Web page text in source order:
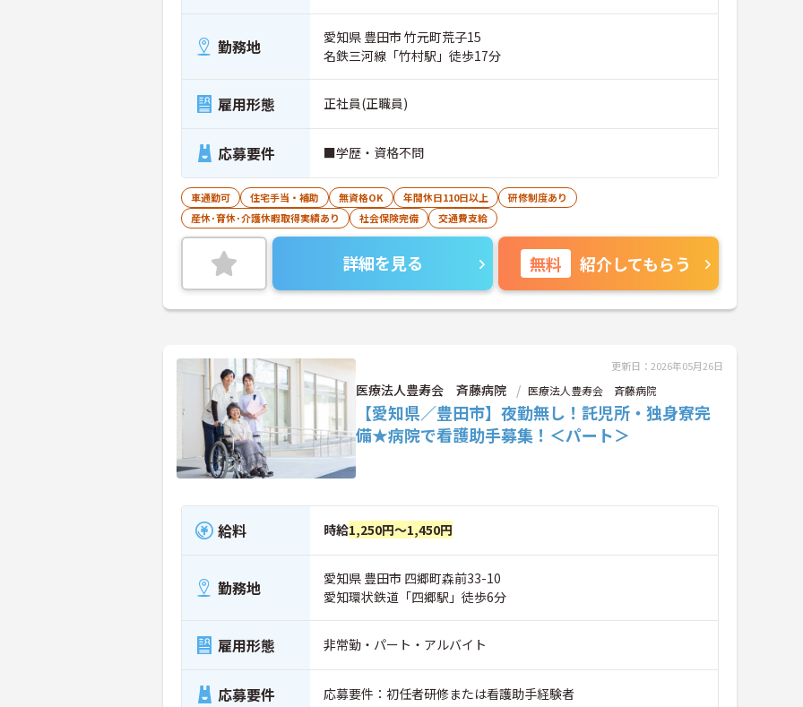
勤務地
愛知県 豊田市 竹元町荒子15
名鉄三河線「竹村駅」徒歩17分
雇用形態 正社員(正職員)
応募要件 ■学歴・資格不問
車通勤可 住宅手当・補助 無資格OK 年間休日110日以上
研修制度あり
産休･育休･介護休暇取得実績あり
社会保険完備 交通費支給
詳細を見る 無料 紹介してもらう
更新日：2026年05月26日
医療法人豊寿会 斉藤病院 医療法人豊寿会 斉藤病院
【愛知県／豊田市】夜勤無し！託児所・独身寮完
備★病院で看護助手募集！＜パート＞
給料 時給1,250円～1,450円
勤務地
愛知県 豊田市 四郷町森前33-10
愛知環状鉄道「四郷駅」徒歩6分
雇用形態 非常勤・パート・アルバイト
応募要件 応募要件：初任者研修または看護助手経験者